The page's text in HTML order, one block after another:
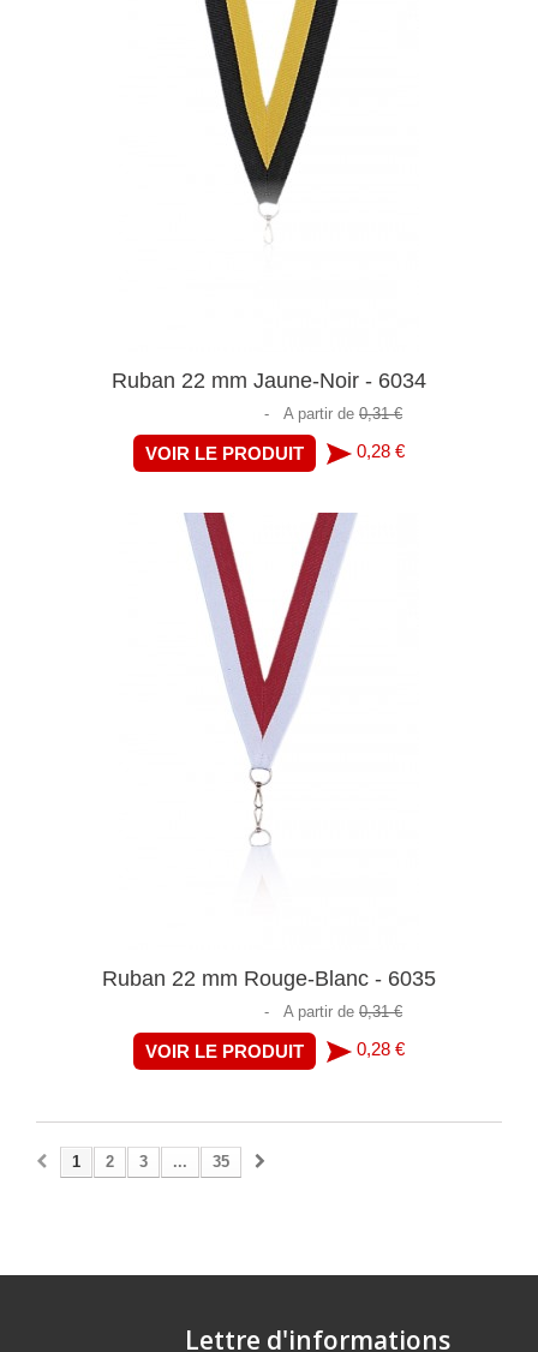
Ruban 22 mm Jaune-Noir - 6034
- A partir de 0,31 €
VOIR LE PRODUIT 0,28 €
Ruban 22 mm Rouge-Blanc - 6035
- A partir de 0,31 €
VOIR LE PRODUIT 0,28 €
1 2 3 ... 35
Lettre d'informations